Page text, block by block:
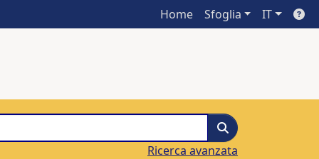
Home Sfoglia IT
Ricerca avanzata